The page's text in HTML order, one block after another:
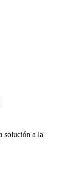
solución a la